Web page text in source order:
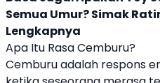
Semua Umur? Simak
Lengkapnya
Apa Itu Rasa Cemburu?
Cemburu adalah respons